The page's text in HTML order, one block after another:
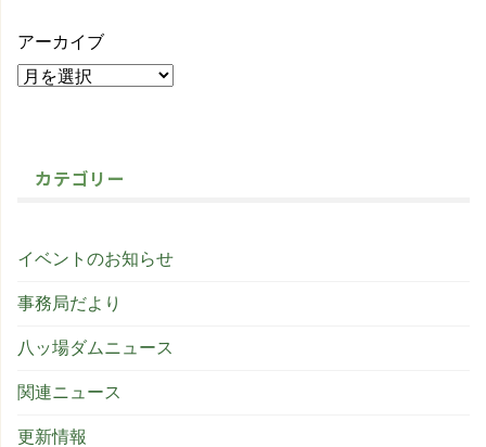
アーカイブ
カテゴリー
イベントのお知らせ
事務局だより
八ッ場ダムニュース
関連ニュース
更新情報